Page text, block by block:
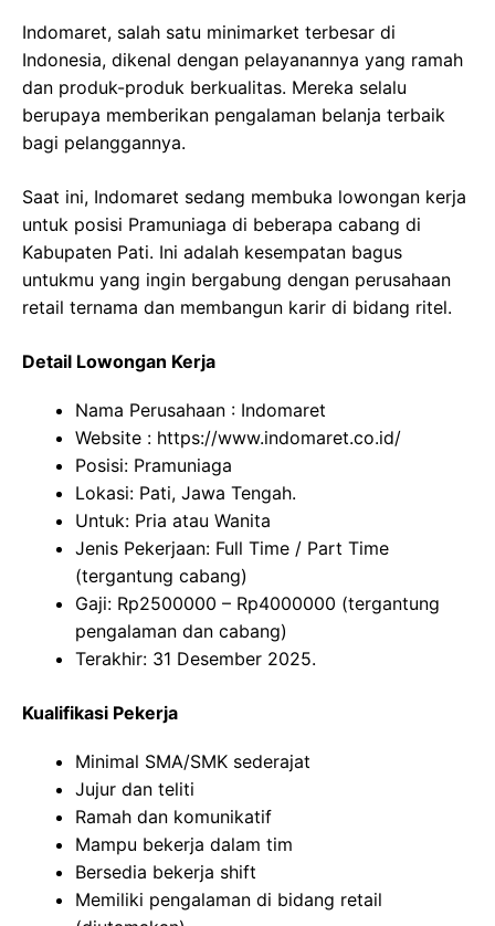
Indomaret, salah satu minimarket terbesar di
Indonesia, dikenal dengan pelayanannya yang ramah
dan produk-produk berkualitas. Mereka selalu
berupaya memberikan pengalaman belanja terbaik
bagi pelanggannya.
Saat ini, Indomaret sedang membuka lowongan kerja
untuk posisi Pramuniaga di beberapa cabang di
Kabupaten Pati. Ini adalah kesempatan bagus
untukmu yang ingin bergabung dengan perusahaan
retail ternama dan membangun karir di bidang ritel.
Detail Lowongan Kerja
Nama Perusahaan : Indomaret
Website : https://www.indomaret.co.id/
Posisi: Pramuniaga
Lokasi: Pati, Jawa Tengah.
Untuk: Pria atau Wanita
Jenis Pekerjaan: Full Time / Part Time
(tergantung cabang)
Gaji: Rp2500000 – Rp4000000 (tergantung
pengalaman dan cabang)
Terakhir: 31 Desember 2025.
Kualifikasi Pekerja
Minimal SMA/SMK sederajat
Jujur dan teliti
Ramah dan komunikatif
Mampu bekerja dalam tim
Bersedia bekerja shift
Memiliki pengalaman di bidang retail